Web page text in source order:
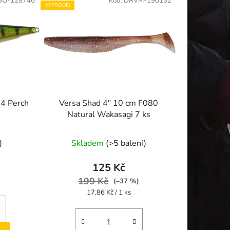
Perch
VÝPRODEJ
Versa Shad 4" 10 cm F080
Natural Wakasagi 7 ks
Skladem (>5 balení)
125 Kč
199 Kč (–37 %)
Měrná
17,86 Kč / 1 ks